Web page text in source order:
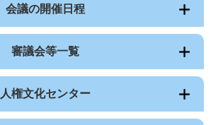
会議の開催日程
審議会等一覧
人権文化センター